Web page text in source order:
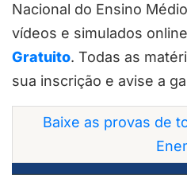
Nacional do Ensino
vídeos e simulados
Gratuito. Todas as
sua inscrição e avise a
Baixe as provas de